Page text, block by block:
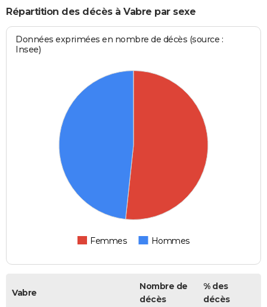
Répartition des décès à Vabre par sexe
Données exprimées en nombre de décès (source :
Insee)
Femmes Hommes
Vabre
Nombre de
décès
% des
décès